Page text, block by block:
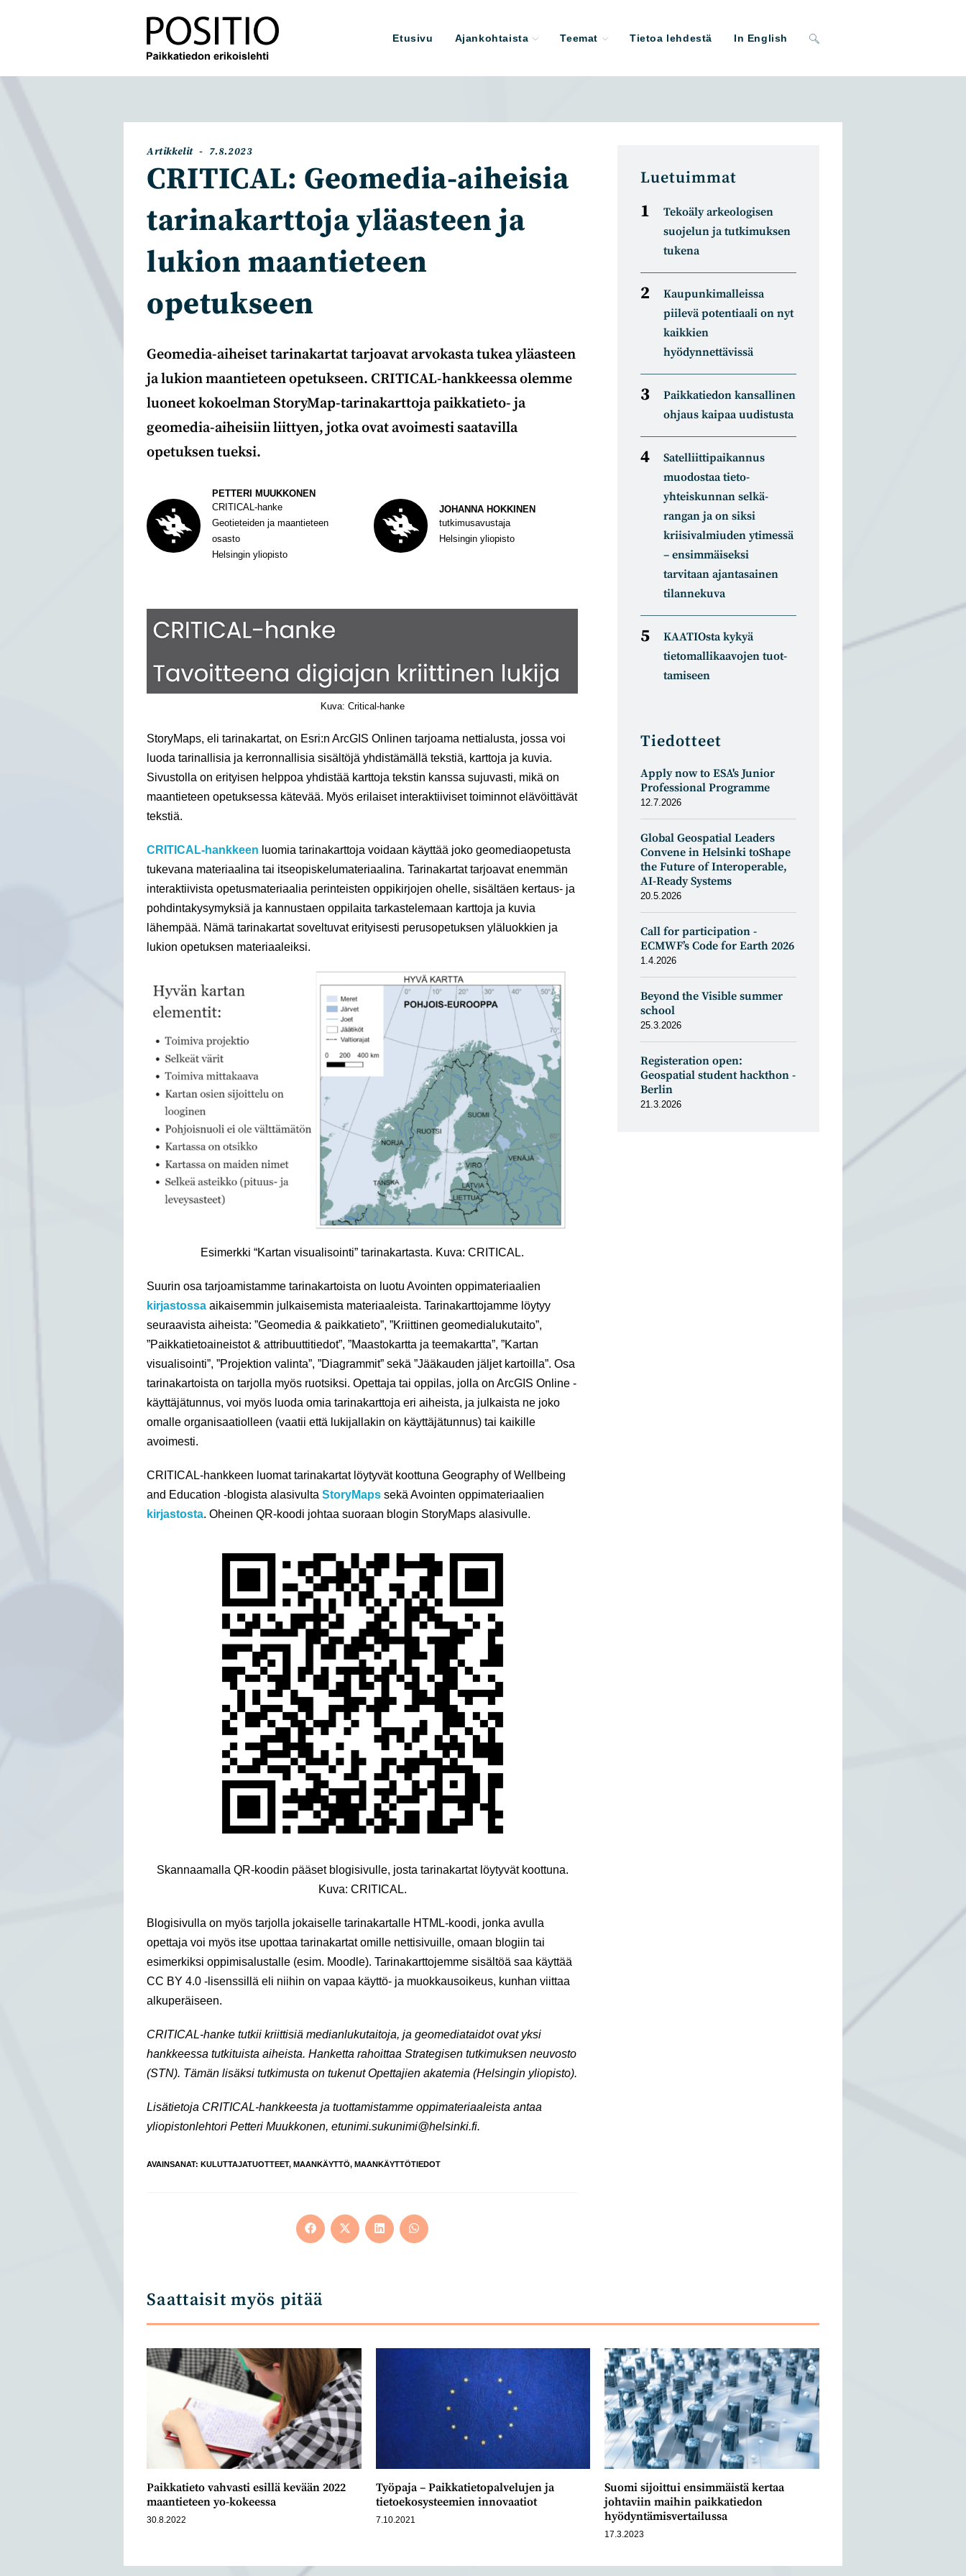
Etusivu Ajankohtaista Teemat Tietoa lehdestä In English Toggle
Artikkelin
kategoria:
Artikkelit
Artikkeli
julkaistu:
7.8.2023
CRITICAL: Geomedia-aiheisia
tarinakarttoja yläasteen ja
lukion maantieteen
opetukseen
Geomedia-aiheiset tarinakartat tarjoavat arvokasta tukea yläasteen
ja lukion maantieteen opetukseen. CRITICAL-hankkeessa olemme
luoneet kokoelman StoryMap-tarinakarttoja paikkatieto- ja
geomedia-aiheisiin liittyen, jotka ovat avoimesti saatavilla
opetuksen tueksi.
PETTERI MUUKKONEN
CRITICAL-hanke
Geotieteiden ja maantieteen
osasto
Helsingin yliopisto
JOHANNA HOKKINEN
tutkimusavustaja
Helsingin yliopisto
Kuva: Critical-hanke
StoryMaps, eli tarinakartat, on Esri:n ArcGIS Onlinen tarjoama nettialusta, jossa voi
luoda tarinallisia ja kerronnallisia sisältöjä yhdistämällä tekstiä, karttoja ja kuvia.
Sivustolla on erityisen helppoa yhdistää karttoja tekstin kanssa sujuvasti, mikä on
maantieteen opetuksessa kätevää. Myös erilaiset interaktiiviset toiminnot elävöittävät
tekstiä.
CRITICAL-hankkeen luomia tarinakarttoja voidaan käyttää joko geomediaopetusta
tukevana materiaalina tai itseopiskelumateriaalina. Tarinakartat tarjoavat enemmän
interaktiivista opetusmateriaalia perinteisten oppikirjojen ohelle, sisältäen kertaus- ja
pohdintakysymyksiä ja kannustaen oppilaita tarkastelemaan karttoja ja kuvia
lähempää. Nämä tarinakartat soveltuvat erityisesti perusopetuksen yläluokkien ja
lukion opetuksen materiaaleiksi.
Esimerkki “Kartan visualisointi” tarinakartasta. Kuva: CRITICAL.
Suurin osa tarjoamistamme tarinakartoista on luotu Avointen oppimateriaalien
kirjastossa aikaisemmin julkaisemista materiaaleista. Tarinakarttojamme löytyy
seuraavista aiheista: ”Geomedia & paikkatieto”, ”Kriittinen geomedialukutaito”,
”Paikkatietoaineistot & attribuuttitiedot”, ”Maastokartta ja teemakartta”, ”Kartan
visualisointi”, ”Projektion valinta”, ”Diagrammit” sekä ”Jääkauden jäljet kartoilla”. Osa
tarinakartoista on tarjolla myös ruotsiksi. Opettaja tai oppilas, jolla on ArcGIS Online -
käyttäjätunnus, voi myös luoda omia tarinakarttoja eri aiheista, ja julkaista ne joko
omalle organisaatiolleen (vaatii että lukijallakin on käyttäjätunnus) tai kaikille
avoimesti.
CRITICAL-hankkeen luomat tarinakartat löytyvät koottuna Geography of Wellbeing
and Education -blogista alasivulta StoryMaps sekä Avointen oppimateriaalien
kirjastosta. Oheinen QR-koodi johtaa suoraan blogin StoryMaps alasivulle.
Skannaamalla QR-koodin pääset blogisivulle, josta tarinakartat löytyvät koottuna.
Kuva: CRITICAL.
Blogisivulla on myös tarjolla jokaiselle tarinakartalle HTML-koodi, jonka avulla
opettaja voi myös itse upottaa tarinakartat omille nettisivuille, omaan blogiin tai
esimerkiksi oppimisalustalle (esim. Moodle). Tarinakarttojemme sisältöä saa käyttää
CC BY 4.0 -lisenssillä eli niihin on vapaa käyttö- ja muokkausoikeus, kunhan viittaa
alkuperäiseen.
CRITICAL-hanke tutkii kriittisiä medianlukutaitoja, ja geomediataidot ovat yksi
hankkeessa tutkituista aiheista. Hanketta rahoittaa Strategisen tutkimuksen neuvosto
(STN). Tämän lisäksi tutkimusta on tukenut Opettajien akatemia (Helsingin yliopisto).
Lisätietoja CRITICAL-hankkeesta ja tuottamistamme oppimateriaaleista antaa
yliopistonlehtori Petteri Muukkonen, etunimi.sukunimi@helsinki.fi.
AVAINSANAT: KULUTTAJATUOTTEET, MAANKÄYTTÖ, MAANKÄYTTÖTIEDOT
Opens
in
Opens
in
Opens
in
Opens
in
Luetuimmat
Tekoäly arkeologisen
suojelun ja tutkimuksen
tukena
Kaupunkimalleissa
piilevä potentiaali on nyt
kaikkien
hyödynnettävissä
Paikkatiedon kansallinen
ohjaus kaipaa uudistusta
Satelliitti­paikannus
muodostaa tieto­
yhteiskunnan selkä­
rangan ja on siksi
kriisivalmiuden ytimessä
– ensimmäiseksi
tarvitaan ajantasainen
tilannekuva
KAATIOsta kykyä
tietomal­likaa­vojen tuot­
tamiseen
Tiedotteet
Apply now to ESA's Junior
Professional Programme
12.7.2026
Global Geospatial Leaders
Convene in Helsinki toShape
the Future of Interoperable,
AI-Ready Systems
20.5.2026
Call for participation -
ECMWF’s Code for Earth 2026
1.4.2026
Beyond the Visible summer
school
25.3.2026
Registeration open:
Geospatial student hackthon -
Berlin
21.3.2026
Saattaisit myös pitää
Paikkatieto vahvasti esillä kevään 2022
maantieteen yo-kokeessa
30.8.2022
Työpaja – Paikkatietopalvelujen ja
tietoekosysteemien innovaatiot
7.10.2021
Suomi sijoittui ensim­mäistä kertaa
johtaviin maihin paik­katiedon
hyödyntämis­vertailussa
17.3.2023